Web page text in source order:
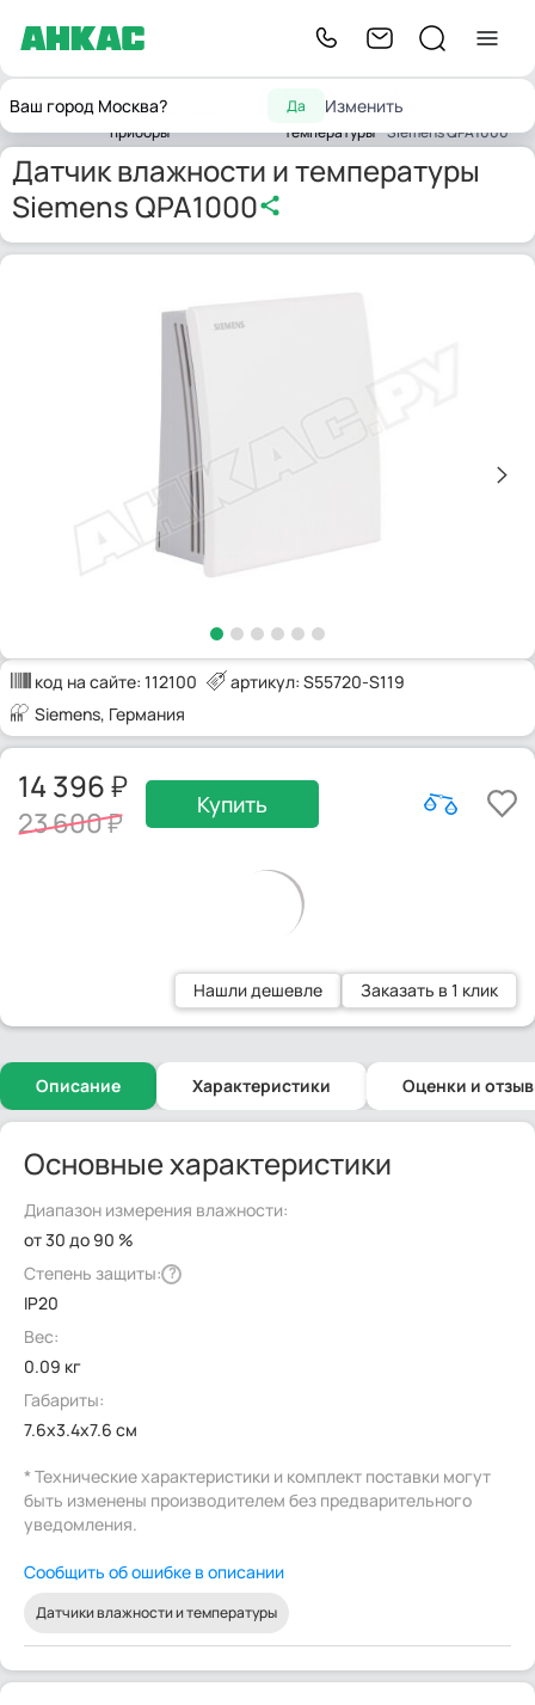
Ваш город Москва? Да Изменить
Главнаяизмерительные
приборы
влажности и
температуры
температуры
Siemens QPA1000
Датчик влажности и температуры
Siemens QPA1000
код на сайте: 112100
артикул: S55720-S119
Siemens, Германия
14 396
23 600
Купить
Нашли дешевле Заказать в 1 клик
Описание Характеристики Оценки и
Основные характеристики
Диапазон измерения влажности:
от 30 до 90 %
Степень защиты: ?
IP20
Вес:
0.09 кг
Габариты:
7.6x3.4x7.6 см
* Технические характеристики и комплект поставки могут
быть изменены производителем без предварительного
уведомления.
Сообщить об ошибке в описании
Датчики влажности и температуры